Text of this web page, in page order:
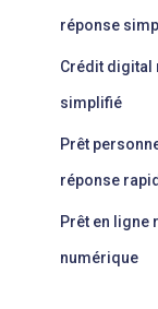
réponse
Crédit digital
simplifié
Prêt
réponse
Prêt en ligne
numérique